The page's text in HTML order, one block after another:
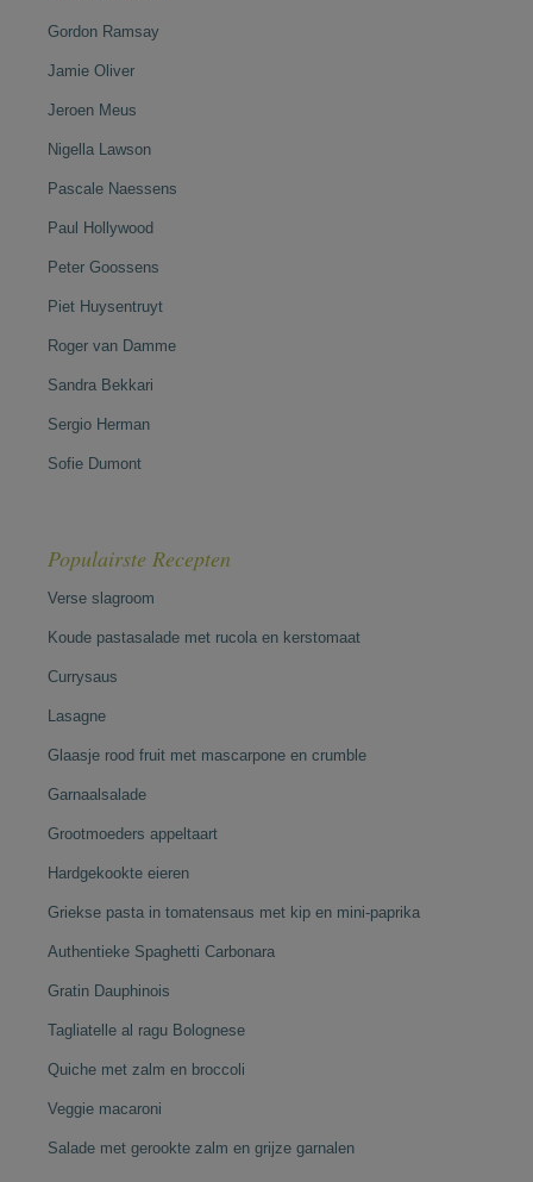
Gordon Ramsay
Jamie Oliver
Jeroen Meus
Nigella Lawson
Pascale Naessens
Paul Hollywood
Peter Goossens
Piet Huysentruyt
Roger van Damme
Sandra Bekkari
Sergio Herman
Sofie Dumont
Populairste Recepten
Verse slagroom
Koude pastasalade met rucola en kerstomaat
Currysaus
Lasagne
Glaasje rood fruit met mascarpone en crumble
Garnaalsalade
Grootmoeders appeltaart
Hardgekookte eieren
Griekse pasta in tomatensaus met kip en mini-paprika
Authentieke Spaghetti Carbonara
Gratin Dauphinois
Tagliatelle al ragu Bolognese
Quiche met zalm en broccoli
Veggie macaroni
Salade met gerookte zalm en grijze garnalen